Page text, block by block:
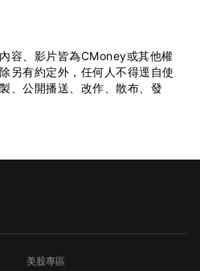
容、影片皆為CMoney或其他權
另有約定外，任何人不得逕自使
、公開播送、改作、散布、發
美股專區